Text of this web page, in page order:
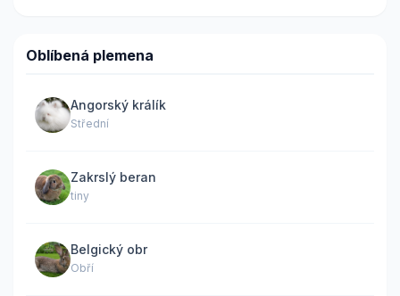
Oblíbená plemena
Angorský králík
Střední
Zakrslý beran
tiny
Belgický obr
Obří